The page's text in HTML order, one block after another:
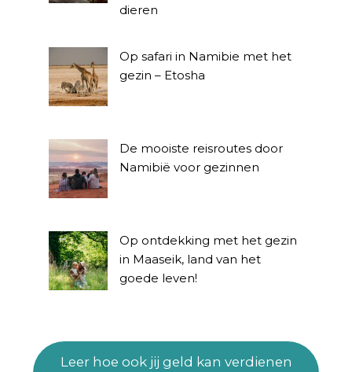
dieren
Op safari in Namibie met het
gezin – Etosha
De mooiste reisroutes door
Namibië voor gezinnen
Op ontdekking met het gezin
in Maaseik, land van het
goede leven!
Leer hoe ook jij geld kan verdienen